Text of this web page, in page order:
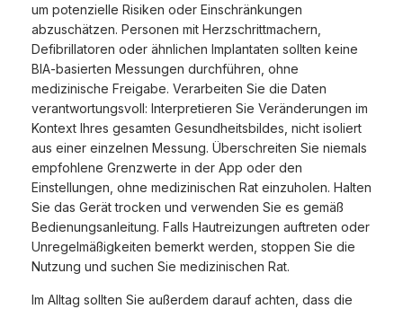
um potenzielle Risiken oder Einschränkungen
abzuschätzen. Personen mit Herzschrittmachern,
Defibrillatoren oder ähnlichen Implantaten sollten keine
BIA-basierten Messungen durchführen, ohne
medizinische Freigabe. Verarbeiten Sie die Daten
verantwortungsvoll: Interpretieren Sie Veränderungen im
Kontext Ihres gesamten Gesundheitsbildes, nicht isoliert
aus einer einzelnen Messung. Überschreiten Sie niemals
empfohlene Grenzwerte in der App oder den
Einstellungen, ohne medizinischen Rat einzuholen. Halten
Sie das Gerät trocken und verwenden Sie es gemäß
Bedienungsanleitung. Falls Hautreizungen auftreten oder
Unregelmäßigkeiten bemerkt werden, stoppen Sie die
Nutzung und suchen Sie medizinischen Rat.
Im Alltag sollten Sie außerdem darauf achten, dass die